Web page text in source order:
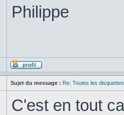
Philippe
Sujet du message : Re: Toutes les
C'est en tout